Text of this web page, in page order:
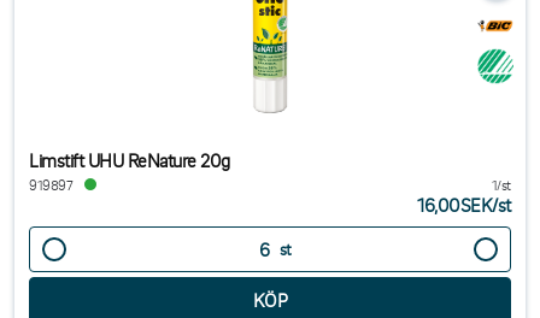
Limstift UHU ReNature 20g
919897 1/st
16,00SEK/st
st